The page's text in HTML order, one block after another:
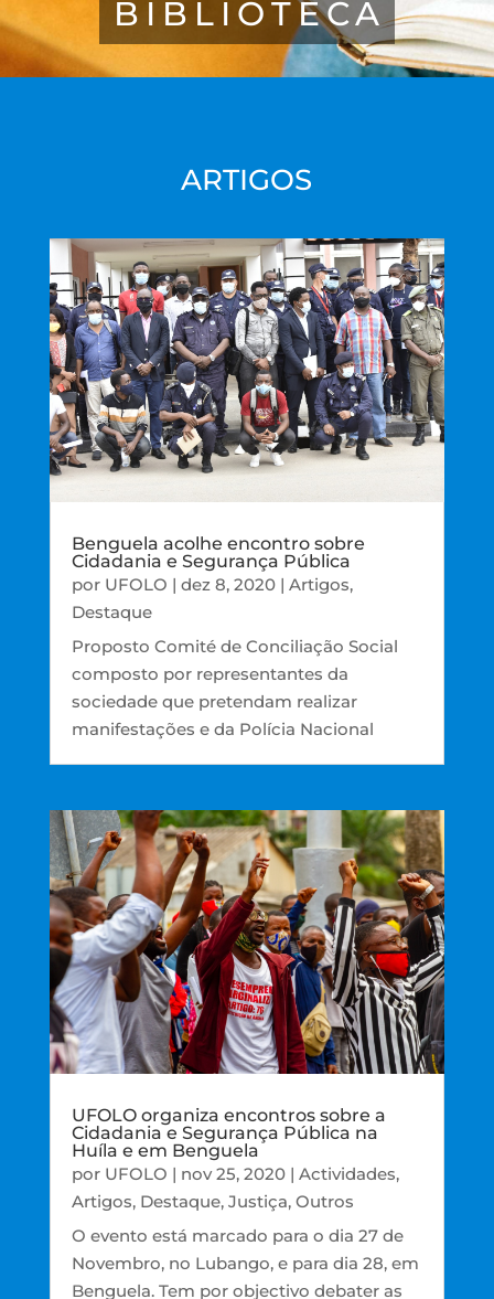
BIBLIOTECA
ARTIGOS
Benguela acolhe encontro sobre
Cidadania e Segurança Pública
por UFOLO | dez 8, 2020| Artigos,
Destaque
Proposto Comité de Conciliação Social
composto por representantes da
sociedade que pretendam realizar
manifestações e da Polícia Nacional
UFOLO organiza encontros sobre a
Cidadania e Segurança Pública na
Huíla e em Benguela
por UFOLO | nov 25, 2020| Actividades,
Artigos, Destaque, Justiça, Outros
O evento está marcado para o dia 27 de
Novembro, no Lubango, e para dia 28, em
Benguela. Tem por objectivo debater as